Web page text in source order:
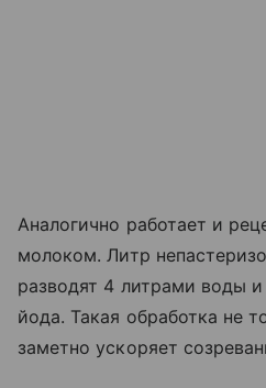
Аналогично работает и
молоком. Литр
разводят 4 литрами воды
йода. Такая обработка не
заметно ускоряет